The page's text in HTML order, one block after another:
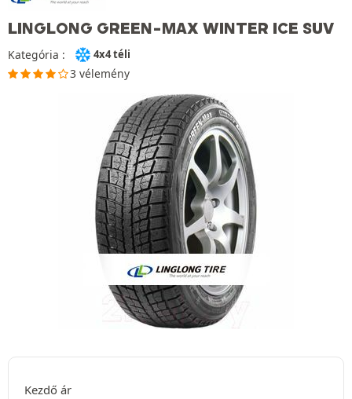
LINGLONG GREEN-MAX WINTER ICE SUV
Kategória : 4x4 téli
3 vélemény
Kezdő ár